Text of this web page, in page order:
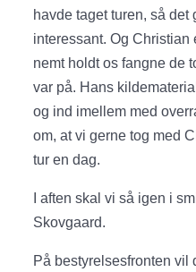
havde taget turen, så det
interessant. Og
nemt holdt os fangne de
var på. Hans
og ind imellem med
om, at vi gerne tog med
tur en dag.
I aften skal vi så igen i
Skovgaard.
På bestyrelsesfronten vil